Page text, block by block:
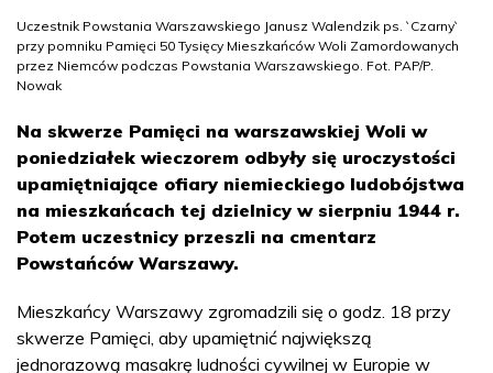
Uczestnik Powstania Warszawskiego Janusz Walendzik ps. `Czarny`
przy pomniku Pamięci 50 Tysięcy Mieszkańców Woli Zamordowanych
przez Niemców podczas Powstania Warszawskiego. Fot. PAP/P.
Nowak
Na skwerze Pamięci na warszawskiej Woli w
poniedziałek wieczorem odbyły się uroczystości
upamiętniające ofiary niemieckiego ludobójstwa
na mieszkańcach tej dzielnicy w sierpniu 1944 r.
Potem uczestnicy przeszli na cmentarz
Powstańców Warszawy.
Mieszkańcy Warszawy zgromadzili się o godz. 18 przy
skwerze Pamięci, aby upamiętnić największą
jednorazową masakrę ludności cywilnej w Europie w